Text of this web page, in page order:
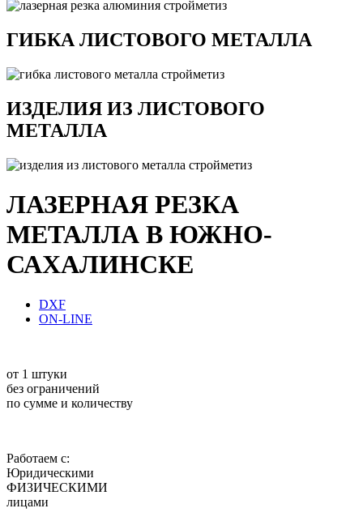
ГИБКА ЛИСТОВОГО МЕТАЛЛА
ИЗДЕЛИЯ ИЗ ЛИСТОВОГО
МЕТАЛЛА
ЛАЗЕРНАЯ РЕЗКА
МЕТАЛЛА В ЮЖНО-
САХАЛИНСКЕ
DXF
ON-LINE
от 1 штуки
без ограничений
по сумме и количеству
Работаем с:
Юридическими
ФИЗИЧЕСКИМИ
лицами